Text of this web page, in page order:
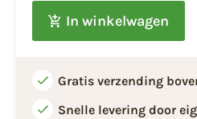
In winkelwagen
Gratis verzending
Snelle levering door